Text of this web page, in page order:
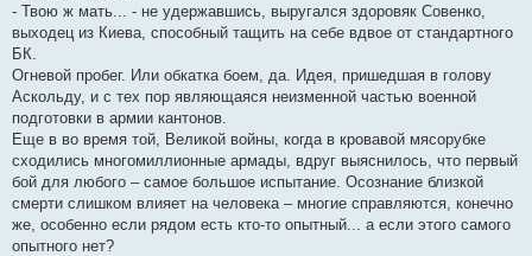
- Твою ж мать... - не удержавшись, выругался здоровяк Совенко,
выходец из Киева, способный тащить на себе вдвое от стандартного
БК.
Огневой пробег. Или обкатка боем, да. Идея, пришедшая в голову
Аскольду, и с тех пор являющаяся неизменной частью военной
подготовки в армии кантонов.
Еще в во время той, Великой войны, когда в кровавой мясорубке
сходились многомиллионные армады, вдруг выяснилось, что первый
бой для любого – самое большое испытание. Осознание близкой
смерти слишком влияет на человека – многие справляются, конечно
же, особенно если рядом есть кто-то опытный... а если этого самого
опытного нет?